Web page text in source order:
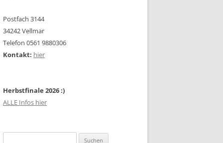
Postfach 3144
34242 Vellmar
Telefon 0561 9880306
Kontakt: hier
Herbstfinale 2026 :)
ALLE Infos hier